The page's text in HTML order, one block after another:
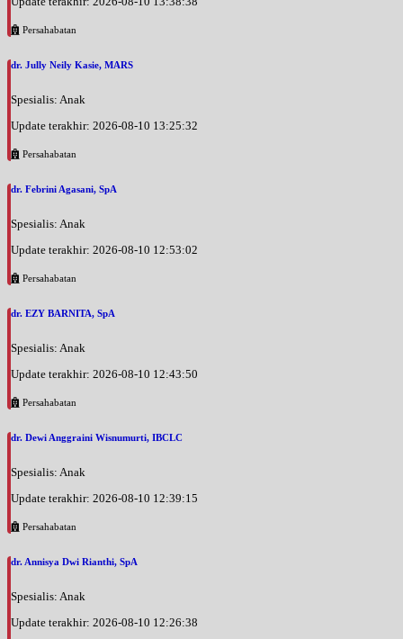
Persahabatan
dr. Jully Neily Kasie, MARS
Spesialis: Anak
Update terakhir: 2026-08-10 13:25:32
Persahabatan
dr. Febrini Agasani, SpA
Spesialis: Anak
Update terakhir: 2026-08-10 12:53:02
Persahabatan
dr. EZY BARNITA, SpA
Spesialis: Anak
Update terakhir: 2026-08-10 12:43:50
Persahabatan
dr. Dewi Anggraini Wisnumurti, IBCLC
Spesialis: Anak
Update terakhir: 2026-08-10 12:39:15
Persahabatan
dr. Annisya Dwi Rianthi, SpA
Spesialis: Anak
Update terakhir: 2026-08-10 12:26:38